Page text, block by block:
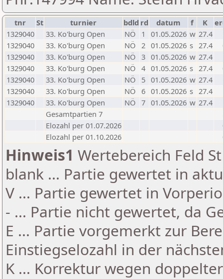
tnr St turnier bdld rd datum f K
1329040
33. Ko'burg Open NÖ 1 01.05.2026 w 27.4
1329040
33. Ko'burg Open NÖ 2 01.05.2026 s 27.4
1329040
33. Ko'burg Open NÖ 3 01.05.2026 w 27.4
1329040
33. Ko'burg Open NÖ 4 01.05.2026 s 27.4
1329040
33. Ko'burg Open NÖ 5 01.05.2026 w 27.4
1329040
33. Ko'burg Open NÖ 6 01.05.2026 s 27.4
1329040
33. Ko'burg Open NÖ 7 01.05.2026 w 27.4
Gesamtpartien 7
Elozahl per 01.07.2026
Elozahl per 01.10.2026
Hinweis1 Wertebereich Feld
blank ... Partie gewertet in
V ... Partie gewertet in
- ... Partie nicht gewertet, da
E ... Partie vorgemerkt zur
Einstiegselozahl in der
K ... Korrektur wegen